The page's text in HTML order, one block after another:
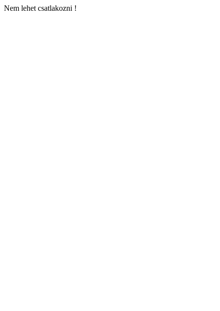
Nem lehet csatlakozni !